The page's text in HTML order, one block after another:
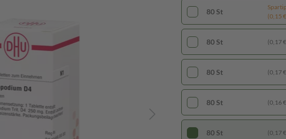
80 St
(0,15
80 St (0,17
80 St (0,17
80 St (0,16
80 St (0,17